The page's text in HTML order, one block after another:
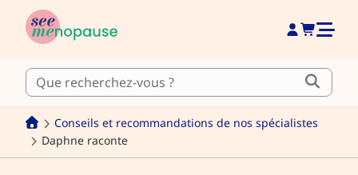
Conseils et recommandations de nos spécialistes
Daphne raconte